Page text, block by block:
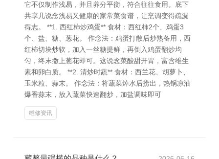
它不仅制作浅易，并且养分平衡，符合往往食用。底下
共享几说念浅易又健康的家常菜食谱，让烹调变得疏漏
得志。 **1. 西红柿炒鸡蛋** 食材：西红柿2个、鸡蛋3
个、盐、糖、葱花。 作念法：鸡蛋打散后炒熟备用，西
红柿切块炒软，加入一丝糖提鲜，再倒入鸡蛋翻炒均
匀，终末撒上葱花即可。这说念菜酸甜开胃，富含维生
素和卵白质。 **2. 清炒时蔬** 食材：西兰花、胡萝卜、
玉米粒、蒜末。 作念法：将蔬菜焯水后捞出，热锅凉油
爆香蒜末，放入蔬菜快速翻炒，加盐调味即可
维修资讯